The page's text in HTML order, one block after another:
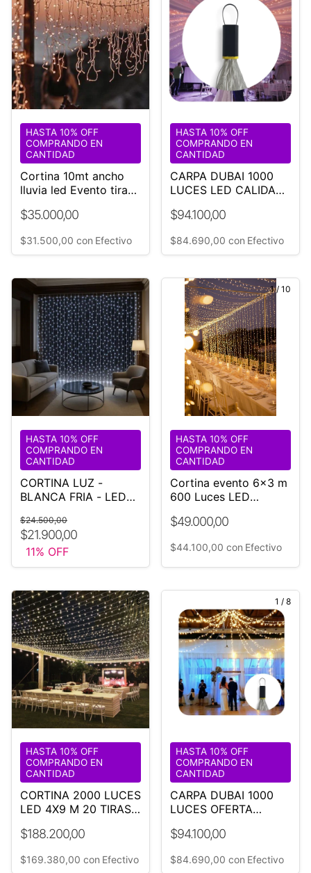
Cortina 10mt ancho
lluvia led Evento tiras
$35.000,00
HASTA 10% OFF
COMPRANDO EN
CANTIDAD
$31.500,00 con Efectivo
CARPA DUBAI 1000
LUCES LED CALIDAS
$94.100,00
HASTA 10% OFF
COMPRANDO EN
CANTIDAD
$84.690,00 con Efectivo
CORTINA LUZ -
BLANCA FRIA - LED
$21.900,00
$24.500,00
11% OFF
HASTA 10% OFF
COMPRANDO EN
CANTIDAD
1/ 10
Cortina evento 6x3 m
600 Luces LED
$49.000,00
HASTA 10% OFF
COMPRANDO EN
CANTIDAD
$44.100,00 con Efectivo
1/6
CORTINA 2000 LUCES
LED 4X9 M 20 TIRAS
$188.200,00
HASTA 10% OFF
COMPRANDO EN
CANTIDAD
$169.380,00 con Efectivo
1 / 8
CARPA DUBAI 1000
LUCES OFERTA
$94.100,00
HASTA 10% OFF
COMPRANDO EN
CANTIDAD
$84.690,00 con Efectivo